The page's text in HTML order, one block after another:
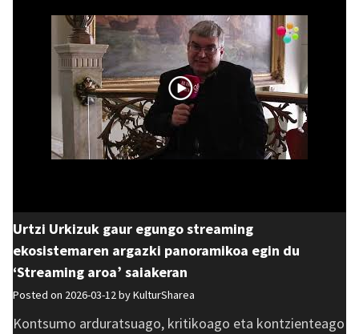
Urtzi Urkizuk gaur egungo streaming
ekosistemaren argazki panoramikoa egin du
‘Streaming aroa’ saiakeran
Posted on 2026-03-12 byKulturSharea
Kontsumo arduratsuago, kritikoago eta kontzienteago